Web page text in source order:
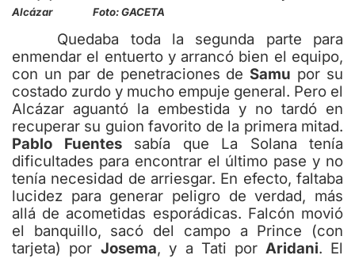
Alcázar Foto: GACETA
Quedaba toda la segunda parte para
enmendar el entuerto y arrancó bien el equipo,
con un par de penetraciones deSamu por su
costado zurdo y mucho empuje general. Pero el
Alcázar aguantó la embestida y no tardó en
recuperar su guion favorito de la primera mitad.
Pablo Fuentessabía que La Solana tenía
dificultades para encontrar el último pase y no
tenía necesidad de arriesgar. En efecto, faltaba
lucidez para generar peligro de verdad, más
allá de acometidas esporádicas. Falcón movió
el banquillo, sacó del campo a Prince (con
tarjeta) por Josema, y a Tati por Aridani. El